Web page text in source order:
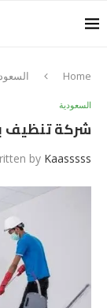
Home
السعودية
شركة تنظيف
by Kaasssss